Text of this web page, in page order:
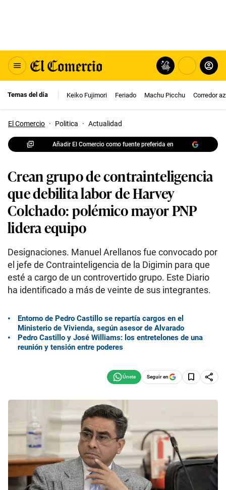
Temas del día Keiko Fujimori Feriado Machu Picchu Corredor
El Comercio · Politica · Actualidad
Añadir El Comercio como fuente preferida en
Crean grupo de contrainteligencia
que debilita labor de Harvey
Colchado: polémico mayor PNP
lidera equipo
Designaciones. Manuel Arellanos fue convocado por
el jefe de Contrainteligencia de la Digimin para que
esté a cargo de un controvertido grupo. Este Diario
ha identificado a más de veinte de sus integrantes.
Entorno de Pedro Castillo se repartía cargos en el
Ministerio de Vivienda, según asesor de Alvarado
Pedro Castillo y José Williams: los entretelones de una
reunión y tensión entre poderes
Seguir en